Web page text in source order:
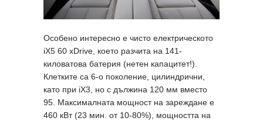
Особено интересно е чисто електрическото
iX5 60 xDrive, което разчита на 141-
киловатова батерия (нетен капацитет!).
Клетките са 6-о поколение, цилиндрични,
като при iX3, но с дължина 120 мм вместо
95. Максималната мощност на зареждане е
460 кВт (23 мин. от 10-80%), мощността на